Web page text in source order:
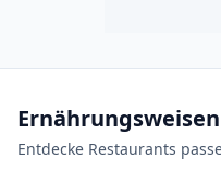
Entdecke Restaurants